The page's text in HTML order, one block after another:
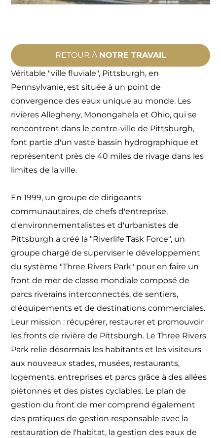
RETOUR À NOTRE TRAVAIL
Véritable "ville fluviale", Pittsburgh, en
Pennsylvanie, est située à un point de
convergence des eaux unique au monde. Les
rivières Allegheny, Monongahela et Ohio, qui se
rencontrent dans le centre-ville de Pittsburgh,
font partie d'un vaste bassin hydrographique et
représentent près de 40 miles de rivage dans les
limites de la ville.
En 1999, un groupe de dirigeants
communautaires, de chefs d'entreprise,
d'environnementalistes et d'urbanistes de
Pittsburgh a créé la "Riverlife Task Force", un
groupe chargé de superviser le développement
du système "Three Rivers Park" pour en faire un
front de mer de classe mondiale composé de
parcs riverains interconnectés, de sentiers,
d'équipements et de destinations commerciales.
Leur mission : récupérer, restaurer et promouvoir
les fronts de rivière de Pittsburgh. Le Three Rivers
Park relie désormais les habitants et les visiteurs
aux nouveaux stades, musées, restaurants,
logements, entreprises et parcs grâce à des allées
piétonnes et des pistes cyclables. Le plan de
gestion du front de mer comprend également
des pratiques de gestion responsable avec la
restauration de l'habitat, la gestion des eaux de